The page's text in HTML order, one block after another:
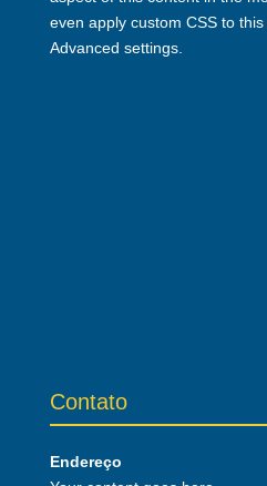
even apply custom CSS to
Advanced settings.
Contato
Endereço